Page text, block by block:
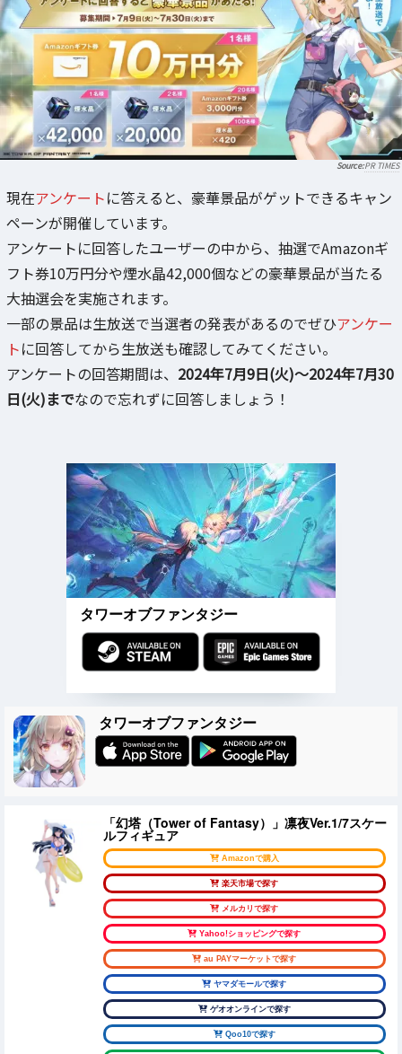
PR TIMES
現在アンケートに答えると、豪華景品がゲットできるキャン
ペーンが開催しています。
アンケートに回答したユーザーの中から、抽選でAmazonギ
フト券10万円分や煙水晶42,000個などの豪華景品が当たる
大抽選会を実施されます。
一部の景品は生放送で当選者の発表があるのでぜひアンケー
トに回答してから生放送も確認してみてください。
アンケートの回答期間は、 2024年7月9日(火)～2024年7月30
日(火)までなので忘れずに回答しましょう！
タワーオブファンタジー
タワーオブファンタジー
「幻塔（Tower of Fantasy）」凛夜Ver.1/7スケー
ルフィギュア
Amazonで購入
楽天市場で探す
メルカリで探す
Yahoo!ショッピングで探す
au PAYマーケットで探す
ヤマダモールで探す
ゲオオンラインで探す
Qoo10で探す